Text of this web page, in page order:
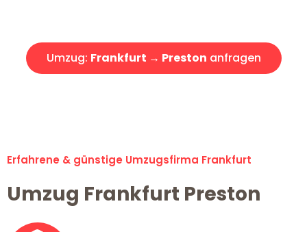
Umzug: Frankfurt → Preston anfragen
Erfahrene & günstige Umzugsfirma Frankfurt
Umzug Frankfurt Preston